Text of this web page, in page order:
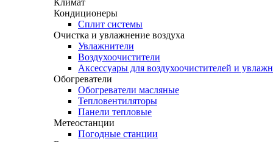
Климат
Кондиционеры
Сплит системы
Очистка и увлажнение воздуха
Увлажнители
Воздухоочистители
Аксессуары для воздухоочистителей и
Обогреватели
Обогреватели масляные
Тепловентиляторы
Панели тепловые
Метеостанции
Погодные станции